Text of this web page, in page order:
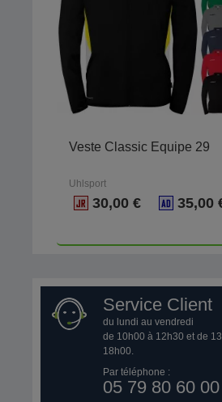
Veste Classic Equipe 29
Uhlsport
30,00 € 35,00
Service Client
du lundi au vendredi
de 10h00 à 12h30 et de
18h00.
Par téléphone :
05 79 80 60 00